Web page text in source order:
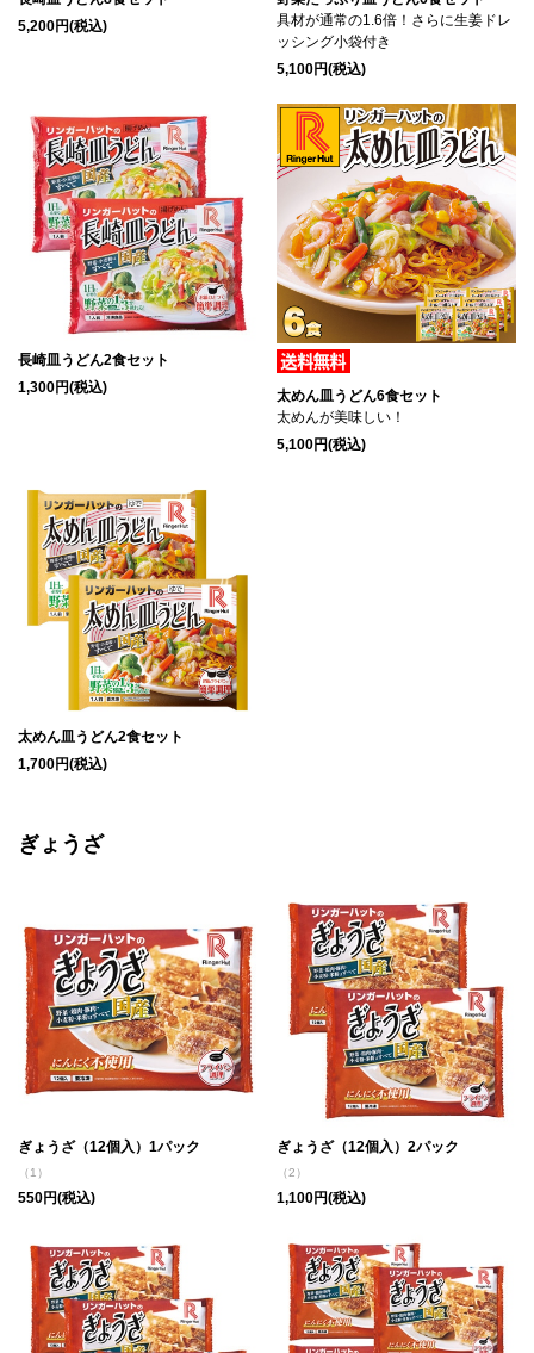
5,200円(税込)
具材が通常の1.6倍！さらに生姜ドレ
ッシング小袋付き
5,100円(税込)
長崎皿うどん2食セット
1,300円(税込)
太めん皿うどん6食セット
太めんが美味しい！
5,100円(税込)
太めん皿うどん2食セット
1,700円(税込)
ぎょうざ
ぎょうざ（12個入）1パック
（1）
550円(税込)
ぎょうざ（12個入）2パック
（2）
1,100円(税込)